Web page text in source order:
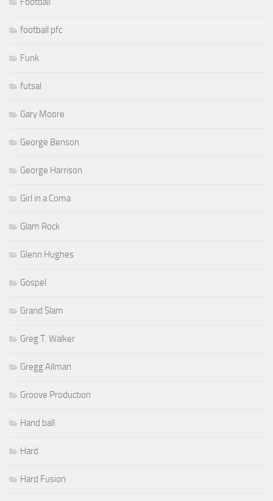
football pfc
Funk
futsal
Gary Moore
George Benson
George Harrison
Girl in a Coma
Glam Rock
Glenn Hughes
Gospel
Grand Slam
Greg T. Walker
Gregg Allman
Groove Production
Hand ball
Hard
Hard Fusion